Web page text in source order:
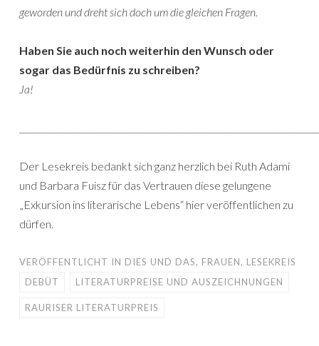
geworden und dreht sich doch um die gleichen Fragen.
Haben Sie auch noch weiterhin den Wunsch oder
sogar das Bedürfnis zu schreiben?
Ja!
Der Lesekreis bedankt sich ganz herzlich bei Ruth Adami
und Barbara Fuisz für das Vertrauen diese gelungene
„Exkursion ins literarische Lebens“ hier veröffentlichen zu
dürfen.
VERÖFFENTLICHT IN DIES UND DAS, FRAUEN, LESEKREIS
DEBÜT
LITERATURPREISE UND AUSZEICHNUNGEN
RAURISER LITERATURPREIS